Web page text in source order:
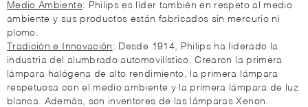
Medio Ambiente: Philips es líder también en respeto al medio
ambiente y sus productos están fabricados sin mercurio ni
plomo.
Tradición e Innovación : Desde 1914, Philips ha liderado la
industria del alumbrado automovilístico. Crearon la primera
lámpara halógena de alto rendimiento, la primera lámpara
respetuosa con el medio ambiente y la primera lámpara de luz
blanca. Además, son inventores de las lámparas Xenon.